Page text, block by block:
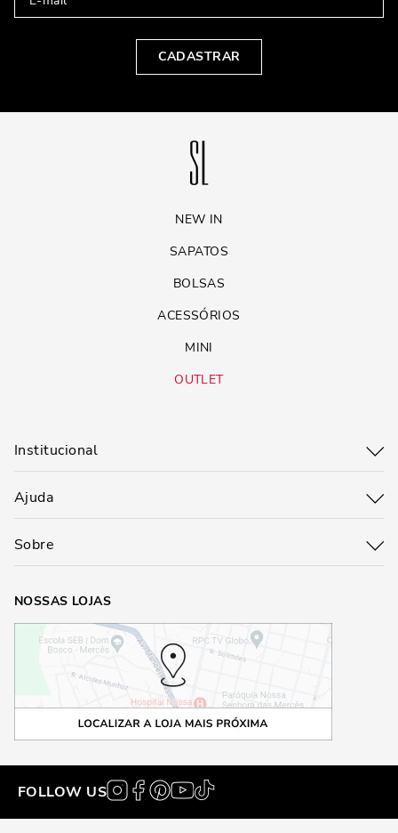
CADASTRAR
NEW IN
SAPATOS
BOLSAS
ACESSÓRIOS
MINI
OUTLET
Institucional
Ajuda
Sobre
NOSSAS LOJAS
FOLLOW US